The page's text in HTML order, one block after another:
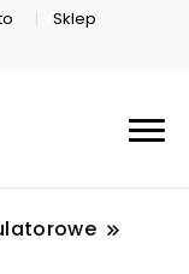
Sklep